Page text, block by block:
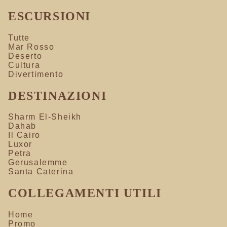
ESCURSIONI
Tutte
Mar Rosso
Deserto
Cultura
Divertimento
DESTINAZIONI
Sharm El-Sheikh
Dahab
Il Cairo
Luxor
Petra
Gerusalemme
Santa Caterina
COLLEGAMENTI UTILI
Home
Promo